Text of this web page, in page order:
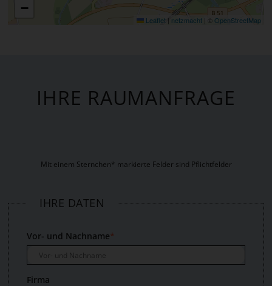
−
Leaflet| netzmacht | © OpenStreetMap
IHRE RAUMANFRAGE
Mit einem Sternchen* markierte Felder sind Pflichtfelder
IHRE DATEN
Vor- und Nachname*
Firma